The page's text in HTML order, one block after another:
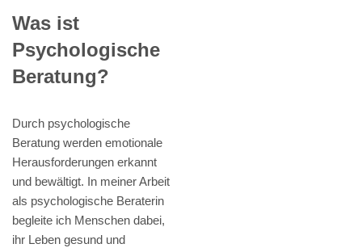
Was ist
Psychologische
Beratung?
Durch psychologische
Beratung werden emotionale
Herausforderungen erkannt
und bewältigt. In meiner Arbeit
als psychologische Beraterin
begleite ich Menschen dabei,
ihr Leben gesund und